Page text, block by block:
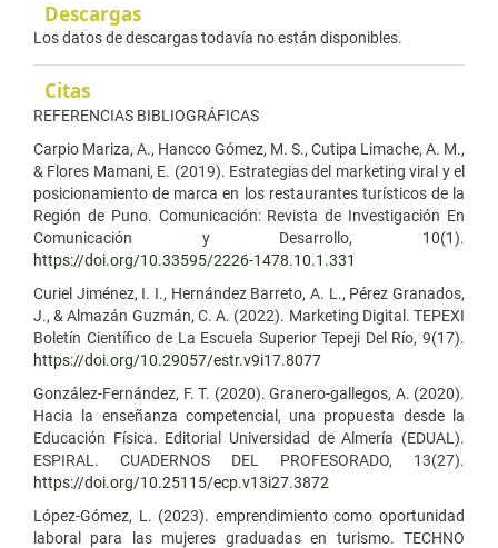
Descargas
Los datos de descargas todavía no están disponibles.
Citas
REFERENCIAS BIBLIOGRÁFICAS
Carpio Mariza, A., Hancco Gómez, M. S., Cutipa Limache, A. M.,
& Flores Mamani, E. (2019). Estrategias del marketing viral y el
posicionamiento de marca en los restaurantes turísticos de la
Región de Puno. Comunicación: Revista de Investigación En
Comunicación y Desarrollo, 10(1).
https://doi.org/10.33595/2226-1478.10.1.331
Curiel Jiménez, I. I., Hernández Barreto, A. L., Pérez Granados,
J., & Almazán Guzmán, C. A. (2022). Marketing Digital. TEPEXI
Boletín Científico de La Escuela Superior Tepeji Del Río, 9(17).
https://doi.org/10.29057/estr.v9i17.8077
González-Fernández, F. T. (2020). Granero-gallegos, A. (2020).
Hacia la enseñanza competencial, una propuesta desde la
Educación Física. Editorial Universidad de Almería (EDUAL).
ESPIRAL. CUADERNOS DEL PROFESORADO, 13(27).
https://doi.org/10.25115/ecp.v13i27.3872
López-Gómez, L. (2023). emprendimiento como oportunidad
laboral para las mujeres graduadas en turismo. TECHNO